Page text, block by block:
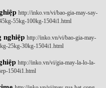
http://inko.vn/vi/bao-gia-may-say-
55kg-100kg-1504i1.html
nghiệp http://inko.vn/vi/bao-gia-may-
25kg-30kg-1504i1.html
http://inko.vn/vi/gia-may-la-lo-la-
1504i1.html